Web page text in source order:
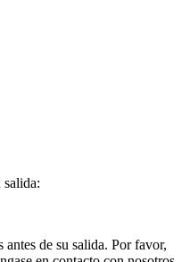
salida:
de su salida. Por favor,